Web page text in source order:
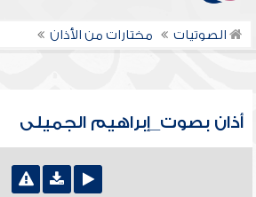
الصوتيات مختارات من الأذان
أذان بصوت_إبراهيم الجميلى